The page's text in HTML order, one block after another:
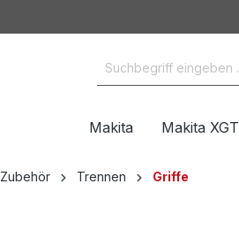
Makita Makita XGT
Zubehör Trennen Griffe